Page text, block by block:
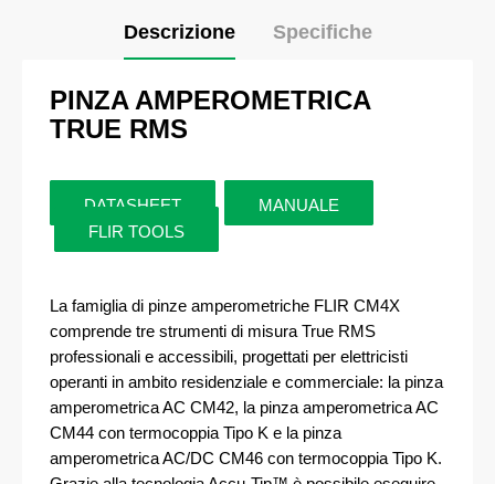
Descrizione Specifiche
PINZA AMPEROMETRICA
TRUE RMS
DATASHEET
MANUALE
FLIR TOOLS
La famiglia di pinze amperometriche FLIR CM4X
comprende tre strumenti di misura True RMS
professionali e accessibili, progettati per elettricisti
operanti in ambito residenziale e commerciale: la pinza
amperometrica AC CM42, la pinza amperometrica AC
CM44 con termocoppia Tipo K e la pinza
amperometrica AC/DC CM46 con termocoppia Tipo K.